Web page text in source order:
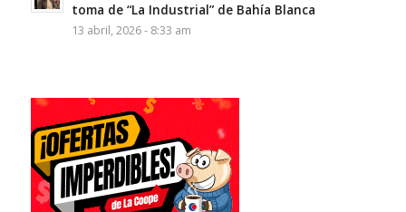
toma de “La Industrial” de Bahía Blanca
13 abril, 2026 - 8:33 am